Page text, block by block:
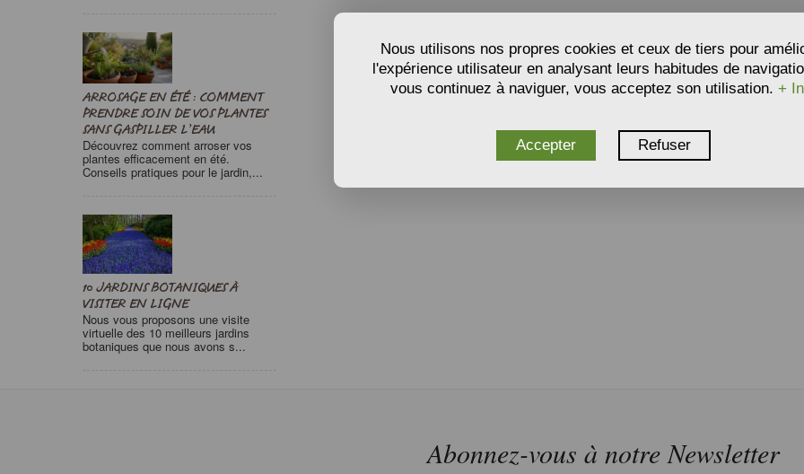
ARROSAGE EN ÉTÉ : COMMENT
PRENDRE SOIN DE VOS PLANTES
SANS GASPILLER L’EAU
Découvrez comment arroser vos
plantes efficacement en été.
Conseils pratiques pour le jardin,...
10 JARDINS BOTANIQUES À
VISITER EN LIGNE
Nous vous proposons une visite
virtuelle des 10 meilleurs jardins
botaniques que nous avons s...
Abonnez-vous à notre Newsletter
Nous utilisons nos propres cookies et ceux de tiers pour
l'expérience utilisateur en analysant leurs habitudes de
vous continuez à naviguer, vous acceptez son utilisation. +
Accepter Refuser